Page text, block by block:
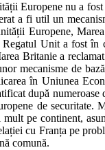
Europene nu a
a fi util un
Europene,
Unit a fost
Britanie a
mecanisme de
în Uniunea
după
de
pe continent,
cu Franța pe
comună.